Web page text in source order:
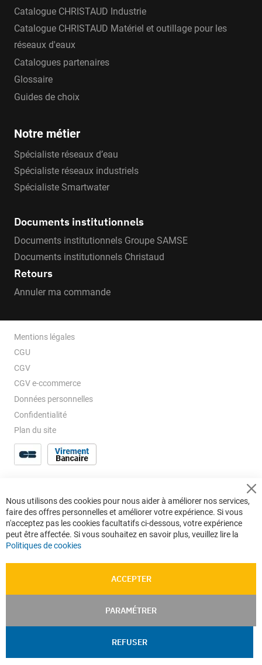
Catalogue CHRISTAUD Industrie
Catalogue CHRISTAUD Matériel et outillage pour les
réseaux d'eaux
Catalogues partenaires
Glossaire
Guides de choix
Notre métier
Spécialiste réseaux d’eau
Spécialiste réseaux industriels
Spécialiste Smartwater
Documents institutionnels
Documents institutionnels Groupe SAMSE
Documents institutionnels Christaud
Retours
Annuler ma commande
Mentions légales
CGU
CGV
CGV e-ccommerce
Données personnelles
Confidentialité
Plan du site
Nous utilisons des cookies pour nous aider à améliorer nos services,
faire des offres personnelles et améliorer votre expérience. Si vous
n'acceptez pas les cookies facultatifs ci-dessous, votre expérience
peut être affectée. Si vous souhaitez en savoir plus, veuillez lire la
Politiques de cookies
ACCEPTER
PARAMÉTRER
REFUSER